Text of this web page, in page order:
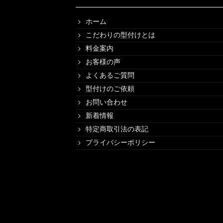
ホーム
こだわりの型付けとは
料金案内
お客様の声
よくあるご質問
型付けのご依頼
お問い合わせ
新着情報
特定商取引法の表記
プライバシーポリシー